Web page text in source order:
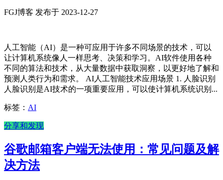
FGJ博客 发布于 2023-12-27
人工智能（AI）是一种可应用于许多不同场景的技术，可以
让计算机系统像人一样思考、决策和学习。AI软件使用各种
不同的算法和技术，从大量数据中获取洞察，以更好地了解和
预测人类行为和需求。 AI人工智能技术应用场景 1. 人脸识别
人脸识别是AI技术的一项重要应用，可以使计算机系统识别...
标签： AI
分享和发现
谷歌邮箱客户端无法使用：常见问题及解
决方法